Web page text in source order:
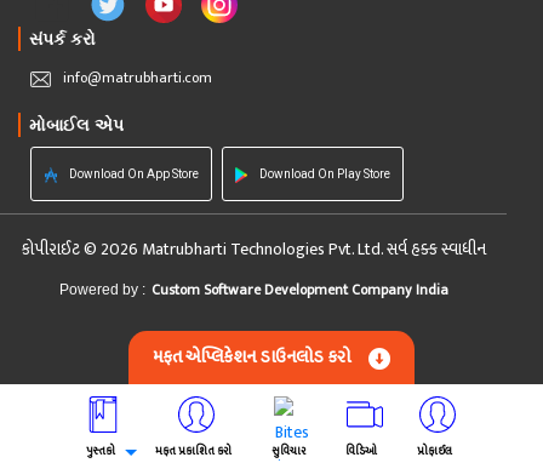
સંપર્ક કરો
info@matrubharti.com
મોબાઈલ એપ
Download On App Store Download On Play Store
કોપીરાઈટ © 2026 Matrubharti Technologies Pvt. Ltd. સર્વ હક્ક સ્વાધીન
Powered by : Custom Software Development Company India
મફત એપ્લિકેશન ડાઉનલોડ કરો
પુસ્તકો મફત પ્રકાશિત કરો સુવિચાર વિડિઓ પ્રોફાઈલ